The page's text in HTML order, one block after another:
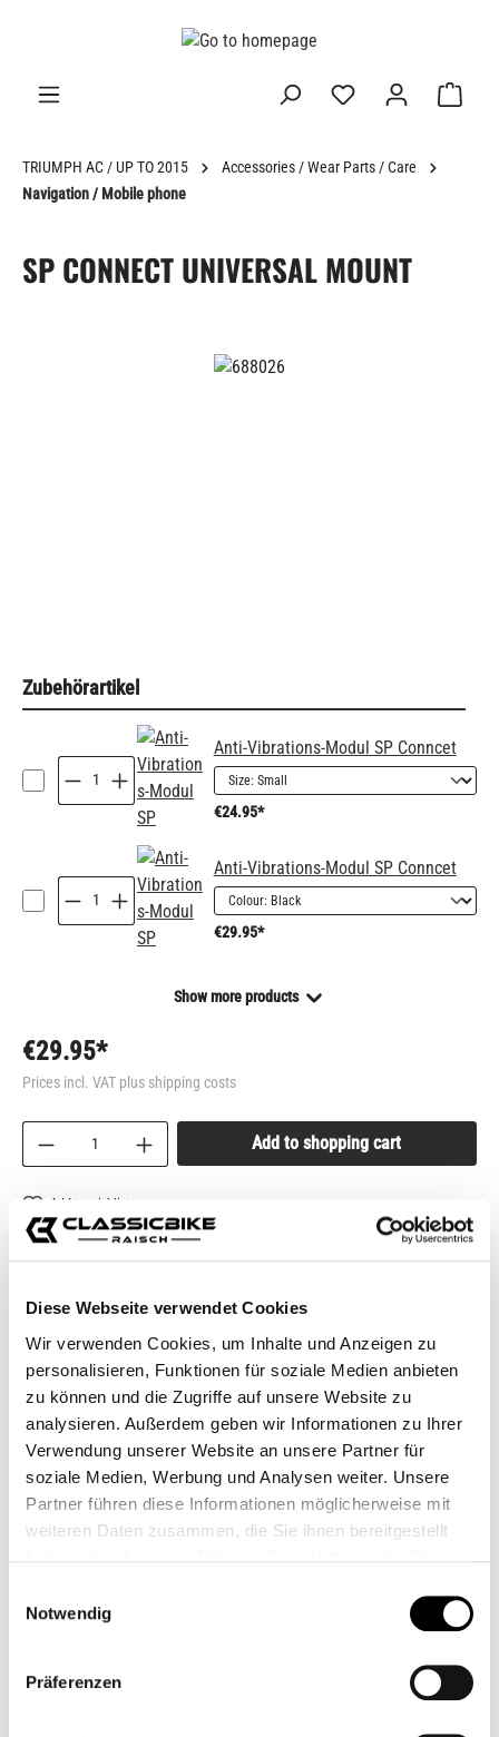
Diese Webseite verwendet Cookies
Wir verwenden Cookies, um Inhalte und Anzeigen zu
personalisieren, Funktionen für soziale Medien anbieten
zu können und die Zugriffe auf unsere Website zu
analysieren. Außerdem geben wir Informationen zu Ihrer
Verwendung unserer Website an unsere Partner für
soziale Medien, Werbung und Analysen weiter. Unsere
Partner führen diese Informationen möglicherweise mit
weiteren Daten zusammen, die Sie ihnen bereitgestellt
Notwendig
Präferenzen
TRIUMPH AC / UP TO 2015
Accessories / Wear Parts / Care
Navigation / Mobile phone
SP CONNECT UNIVERSAL MOUNT
Zubehörartikel
Anti-Vibrations-Modul SP Conncet
€24.95*
Anti-Vibrations-Modul SP Conncet
€29.95*
Show more products
€29.95*
Prices incl. VAT plus shipping costs
Product Quantity: Enter the desired amount or
Add to shopping cart
Add to wishlist
item number:
688026
Shop-number:
CB11999
Description
With the Velcro fastener, the SP Connect™ Universal Mount
can be attached to rods or tubes with a diameter between 20
and 90…More
Fits for
Article Questions
Zubehörartikel